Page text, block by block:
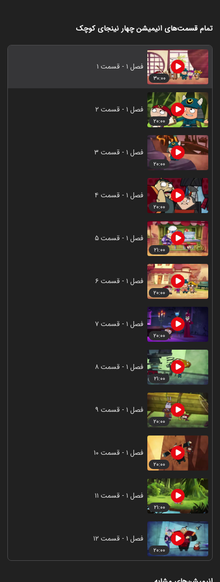
تمام قسمت‌های انیمیشن چهار نینجای کوچک
۳۰:۰۰
فصل ۱ - قسمت ۱
۲۰:۰۰
فصل ۱ - قسمت ۲
۲۰:۰۰
فصل ۱ - قسمت ۳
۲۰:۰۰
فصل ۱ - قسمت ۴
۲۱:۰۰
فصل ۱ - قسمت ۵
۲۰:۰۰
فصل ۱ - قسمت ۶
۲۰:۰۰
فصل ۱ - قسمت ۷
۲۱:۰۰
فصل ۱ - قسمت ۸
۲۰:۰۰
فصل ۱ - قسمت ۹
۲۰:۰۰
فصل ۱ - قسمت ۱۰
۲۱:۰۰
فصل ۱ - قسمت ۱۱
۲۰:۰۰
فصل ۱ - قسمت ۱۲